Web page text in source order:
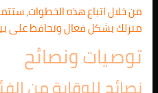
من خلال اتباع هذه الخطوات،
منزلك بشكل فعال وتحافظ على
توصيات ونصائح